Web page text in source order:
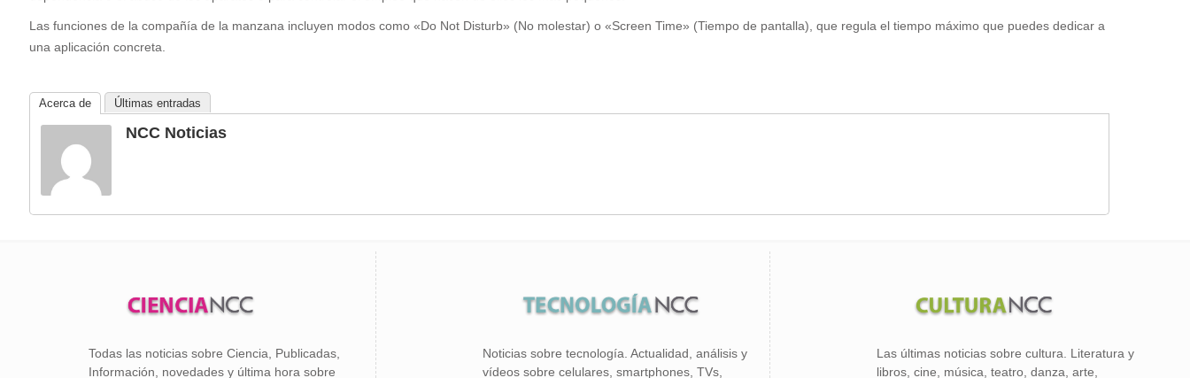
Las funciones de la compañía de la manzana incluyen modos como «Do Not Disturb» (No molestar) o «Screen Time» (Tiempo de pantalla), que regula el tiempo máximo que puedes dedicar a
una aplicación concreta.
Acerca de Últimas entradas
NCC Noticias
Todas las noticias sobre Ciencia, Publicadas,
Información, novedades y última hora sobre
Noticias sobre tecnología. Actualidad, análisis y
vídeos sobre celulares, smartphones, TVs,
Las últimas noticias sobre cultura. Literatura y
libros, cine, música, teatro, danza, arte,